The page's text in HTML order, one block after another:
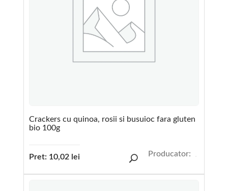
Crackers cu quinoa, rosii si busuioc fara gluten
bio 100g
Pret: 10,02 lei Producator: